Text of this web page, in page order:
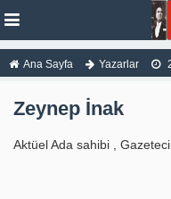
Ana Sayfa Yazarlar
Zeynep İnak
Aktüel Ada sahibi ,